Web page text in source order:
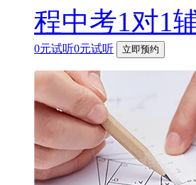
程中考1对1
0元试听0元试听 立即预约